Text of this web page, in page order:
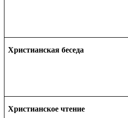
Христианская беседа
Христианское чтение